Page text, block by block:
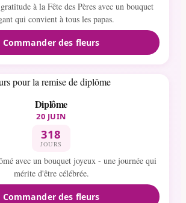
à la Fête des Pères avec un bouquet
qui convient à tous les papas.
Commander des fleurs
Diplôme
20 JUIN
318
JOURS
avec un bouquet joyeux - une journée qui
mérite d'être célébrée.
Commander des fleurs